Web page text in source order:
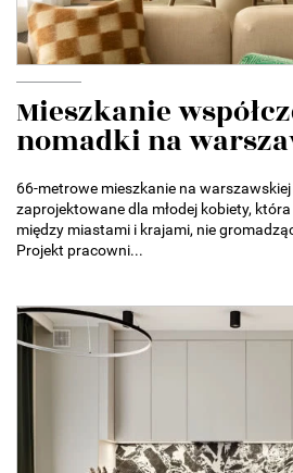
Mieszkanie
nomadki na
66-metrowe mieszkanie na warszawskiej
zaprojektowane dla młodej kobiety,
między miastami i krajami, nie
Projekt pracowni...